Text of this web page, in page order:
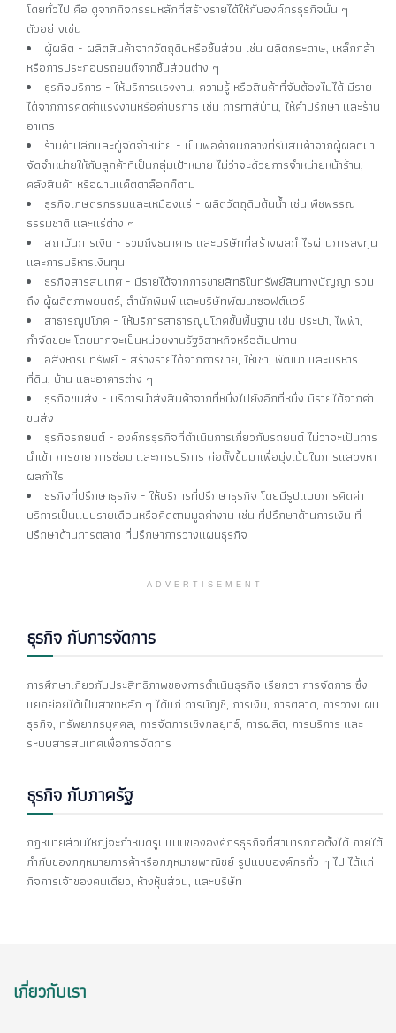
โดยทั่วไป คือ ดูจากกิจกรรมหลักที่สร้างรายได้ให้กับองค์กรธุรกิจนั้น ๆ
ตัวอย่างเช่น
ผู้ผลิต - ผลิตสินค้าจากวัตถุดิบหรือชิ้นส่วน เช่น ผลิตกระดาษ, เหล็กกล้า
หรือการประกอบรถยนต์จากชิ้นส่วนต่าง ๆ
ธุรกิจบริการ - ให้บริการแรงงาน, ความรู้ หรือสินค้าที่จับต้องไม่ได้ มีราย
ได้จากการคิดค่าแรงงานหรือค่าบริการ เช่น การทาสีบ้าน, ให้คำปรึกษา และร้าน
อาหาร
ร้านค้าปลีกและผู้จัดจำหน่าย - เป็นพ่อค้าคนกลางที่รับสินค้าจากผู้ผลิตมา
จัดจำหน่ายให้กับลูกค้าที่เป็นกลุ่มเป้าหมาย ไม่ว่าจะด้วยการจำหน่ายหน้าร้าน,
คลังสินค้า หรือผ่านแค็ตตาล็อกก็ตาม
ธุรกิจเกษตรกรรมและเหมืองแร่ - ผลิตวัตถุดิบต้นน้ำ เช่น พืชพรรณ
ธรรมชาติ และแร่ต่าง ๆ
สถาบันการเงิน - รวมถึงธนาคาร และบริษัทที่สร้างผลกำไรผ่านการลงทุน
และการบริหารเงินทุน
ธุรกิจสารสนเทศ - มีรายได้จากการขายสิทธิในทรัพย์สินทางปัญญา รวม
ถึง ผู้ผลิตภาพยนตร์, สำนักพิมพ์ และบริษัทพัฒนาซอฟต์แวร์
สาธารณูปโภค - ให้บริการสาธารณูปโภคขั้นพื้นฐาน เช่น ประปา, ไฟฟ้า,
กำจัดขยะ โดยมากจะเป็นหน่วยงานรัฐวิสาหกิจหรือสัมปทาน
อสังหาริมทรัพย์ - สร้างรายได้จากการขาย, ให้เช่า, พัฒนา และบริหาร
ที่ดิน, บ้าน และอาคารต่าง ๆ
ธุรกิจขนส่ง - บริการนำส่งสินค้าจากที่หนึ่งไปยังอีกที่หนึ่ง มีรายได้จากค่า
ขนส่ง
ธุรกิจรถยนต์ - องค์กรธุรกิจที่ดำเนินการเกี่ยวกับรถยนต์ ไม่ว่าจะเป็นการ
นำเข้า การขาย การซ่อม และการบริการ ก่อตั้งขึ้นมาเพื่อมุ่งเน้นในการแสวงหา
ผลกำไร
ธุรกิจที่ปรึกษาธุรกิจ - ให้บริการที่ปรึกษาธุรกิจ โดยมีรูปแบบการคิดค่า
บริการเป็นแบบรายเดือนหรือคิดตามมูลค่างาน เช่น ที่ปรึกษาด้านการเงิน ที่
ปรึกษาด้านการตลาด ที่ปรึกษาการวางแผนธุรกิจ
ADVERTISEMENT
ธุรกิจ กับการจัดการ
การศึกษาเกี่ยวกับประสิทธิภาพของการดำเนินธุรกิจ เรียกว่า การจัดการ ซึ่ง
แยกย่อยได้เป็นสาขาหลัก ๆ ได้แก่ การบัญชี, การเงิน, การตลาด, การวางแผน
ธุรกิจ, ทรัพยากรบุคคล, การจัดการเชิงกลยุทธ์, การผลิต, การบริการ และ
ระบบสารสนเทศเพื่อการจัดการ
ธุรกิจ กับภาครัฐ
กฎหมายส่วนใหญ่จะกำหนดรูปแบบขององค์กรธุรกิจที่สามารถก่อตั้งได้ ภายใต้
กำกับของกฎหมายการค้าหรือกฎหมายพาณิชย์ รูปแบบองค์กรทั่ว ๆ ไป ได้แก่
กิจการเจ้าของคนเดียว, ห้างหุ้นส่วน, และบริษัท
เกี่ยวกับเรา